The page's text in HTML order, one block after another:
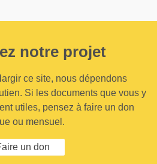
notre projet
ce site, nous dépendons
Si les documents que vous y
utiles, pensez à faire un don
ou mensuel.
un don